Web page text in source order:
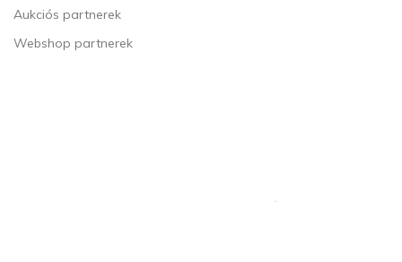
Aukciós partnerek
Webshop partnerek